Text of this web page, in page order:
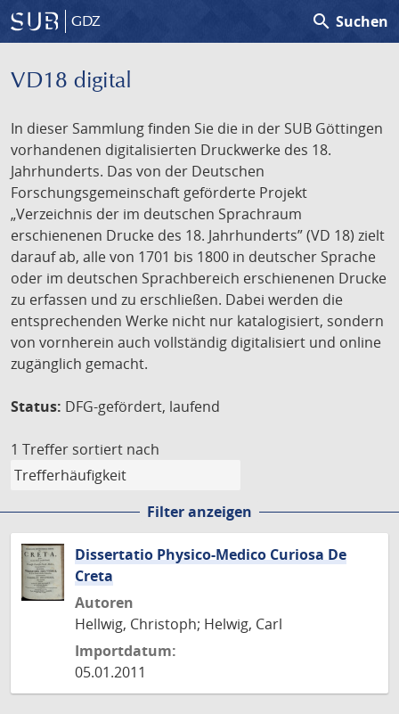
GDZ search Suchen
VD18 digital
In dieser Sammlung finden Sie die in der SUB Göttingen
vorhandenen digitalisierten Druckwerke des 18.
Jahrhunderts. Das von der Deutschen
Forschungsgemeinschaft geförderte Projekt
„Verzeichnis der im deutschen Sprachraum
erschienenen Drucke des 18. Jahrhunderts” (VD 18) zielt
darauf ab, alle von 1701 bis 1800 in deutscher Sprache
oder im deutschen Sprachbereich erschienenen Drucke
zu erfassen und zu erschließen. Dabei werden die
entsprechenden Werke nicht nur katalogisiert, sondern
von vornherein auch vollständig digitalisiert und online
zugänglich gemacht.
Status: DFG-gefördert, laufend
1 Treffer sortiert nach
Filter anzeigen
Dissertatio Physico-Medico Curiosa De
Creta
Autoren
Hellwig, Christoph; Helwig, Carl
Importdatum:
05.01.2011